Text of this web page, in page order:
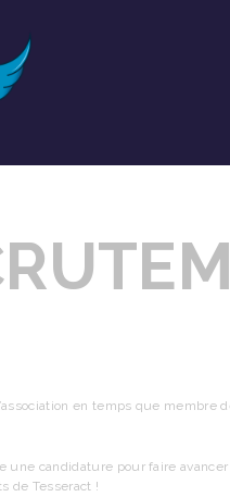
en temps que membre
une candidature pour faire
de Tesseract !